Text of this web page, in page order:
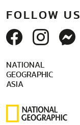
FOLLOW US
NATIONAL
GEOGRAPHIC
ASIA